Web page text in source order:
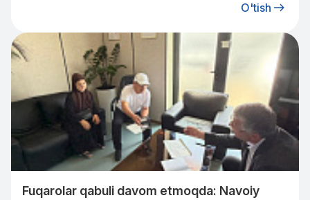
O'tish
Fuqarolar qabuli davom etmoqda: Navoiy